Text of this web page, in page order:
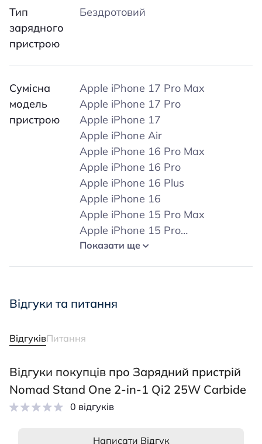
Тип
зарядного
пристрою
Бездротовий
Сумісна
модель
пристрою
Apple iPhone 17 Pro Max
Apple iPhone 17 Pro
Apple iPhone 17
Apple iPhone Air
Apple iPhone 16 Pro Max
Apple iPhone 16 Pro
Apple iPhone 16 Plus
Apple iPhone 16
Apple iPhone 15 Pro Max
Apple iPhone 15 Pro
Apple iPhone 15 Plus
Apple iPhone 14 Plus
Apple iPhone 13 Pro Max
Apple iPhone 13
Apple iPhone 13 Mini
Samsung Galaxy Z Fold 7
Samsung Galaxy Z Fold5
Показати ще
Відгуки та питання
ВідгуківПитання
Відгуки покупців про Зарядний пристрій
Nomad Stand One 2-in-1 Qi2 25W Carbide
0 відгуків
Написати Відгук